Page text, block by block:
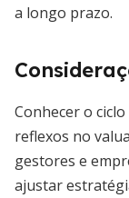
a longo prazo.
Conhecer o
reflexos no
gestores e
ajustar